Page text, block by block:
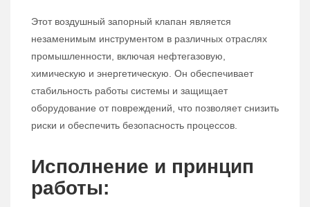
Этот воздушный запорный клапан является
незаменимым инструментом в различных отраслях
промышленности, включая нефтегазовую,
химическую и энергетическую. Он обеспечивает
стабильность работы системы и защищает
оборудование от повреждений, что позволяет снизить
риски и обеспечить безопасность процессов.
Исполнение и принцип
работы: